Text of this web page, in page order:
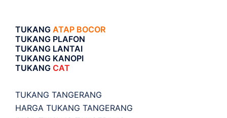
TUKANG ATAP BOCOR
TUKANG PLAFON
TUKANG LANTAI
TUKANG KANOPI
TUKANG CAT
TUKANG TANGERANG
HARGA TUKANG TANGERANG